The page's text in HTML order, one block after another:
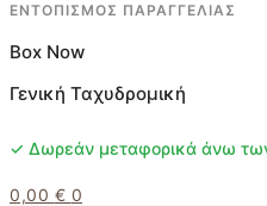
ΕΝΤΟΠΙΣΜΟΣ ΠΑΡΑΓΓΕΛΙΑΣ
Box Now
Γενική Ταχυδρομική
✓ Δωρεάν μεταφορικά άνω
0,00 € 0